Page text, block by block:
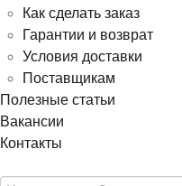
Как сделать заказ
Гарантии и возврат
Условия доставки
Поставщикам
Полезные статьи
Вакансии
Контакты